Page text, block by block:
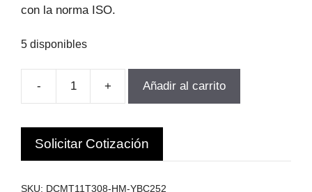
con la norma ISO.
5 disponibles
-
INSERTO
DCMT11T308-
HM-
YBC252
+ Añadir al carrito
Solicitar Cotización
SKU: DCMT11T308-HM-YBC252